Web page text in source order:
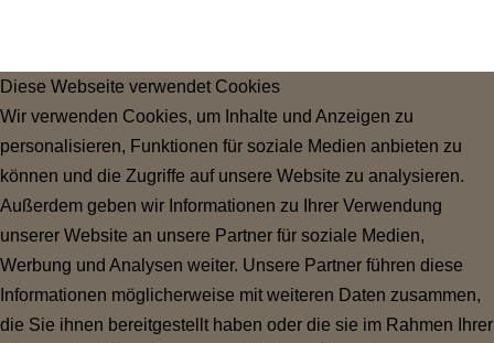
Diese Webseite verwendet Cookies
Wir verwenden Cookies, um Inhalte und Anzeigen zu
personalisieren, Funktionen für soziale Medien anbieten zu
können und die Zugriffe auf unsere Website zu analysieren.
Außerdem geben wir Informationen zu Ihrer Verwendung
unserer Website an unsere Partner für soziale Medien,
Werbung und Analysen weiter. Unsere Partner führen diese
Informationen möglicherweise mit weiteren Daten zusammen,
die Sie ihnen bereitgestellt haben oder die sie im Rahmen Ihrer